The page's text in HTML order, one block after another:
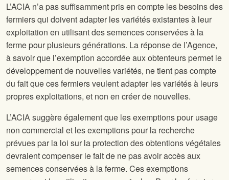
L’ACIA n’a pas suffisamment pris en compte les besoins des
fermiers qui doivent adapter les variétés existantes à leur
exploitation en utilisant des semences conservées à la
ferme pour plusieurs générations. La réponse de l’Agence,
à savoir que l’exemption accordée aux obtenteurs permet le
développement de nouvelles variétés, ne tient pas compte
du fait que ces fermiers veulent adapter les variétés à leurs
propres exploitations, et non en créer de nouvelles.
L’ACIA suggère également que les exemptions pour usage
non commercial et les exemptions pour la recherche
prévues par la loi sur la protection des obtentions végétales
devraient compenser le fait de ne pas avoir accès aux
semences conservées à la ferme. Ces exemptions